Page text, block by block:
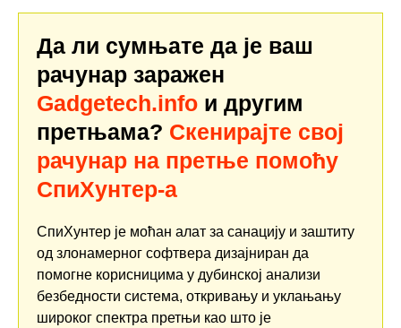
Да ли сумњате да је ваш
рачунар заражен
Gadgetech.info и другим
претњама? Скенирајте свој
рачунар на претње помоћу
СпиХунтер-а
СпиХунтер је моћан алат за санацију и заштиту
од злонамерног софтвера дизајниран да
помогне корисницима у дубинској анализи
безбедности система, откривању и уклањању
широког спектра претњи као што је